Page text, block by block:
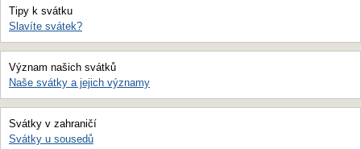
Tipy k svátku
Slavíte svátek?
Význam našich svátků
Naše svátky a jejich významy
Svátky v zahraničí
Svátky u sousedů